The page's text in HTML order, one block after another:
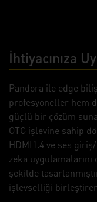
İhtiyacınıza
Pandora ile edge
profesyoneller hem
güçlü bir çözüm
OTG işlevine sahip
HDMI1.4 ve ses
zeka
şekilde
işlevselliği